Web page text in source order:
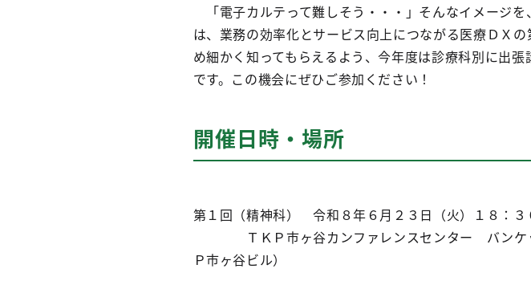
「電子カルテって難しそう・・・」そんなイメージ
は、業務の効率化とサービス向上につながる医療ＤＸ
め細かく知ってもらえるよう、今年度は診療科別に出
です。この機会にぜひご参加ください！
開催日時・場所
第１回（精神科） 令和８年６月２３日（火）１８：３
ＴＫＰ市ヶ谷カンファレンスセンター バンケッ
Ｐ市ヶ谷ビル）